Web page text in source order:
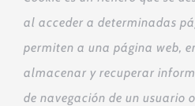
al acceder a determinadas
permiten a una página web,
almacenar y recuperar
de navegación de un usuario